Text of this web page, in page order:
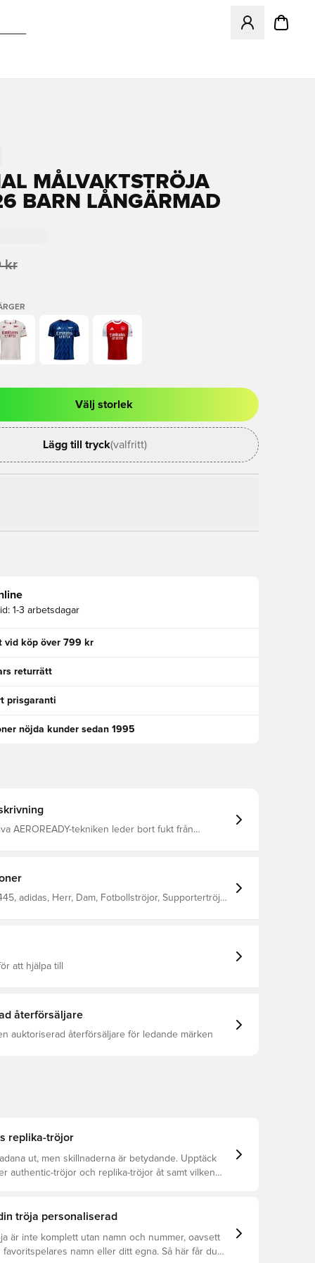
Öppnar en
MÅLVAKTSTRÖJA
BARN LÅNGÄRMAD
kr
för att logga in eller registrera dig som medlem
Välj storlek
Lägg till tryck(valfritt)
1-3 arbetsdagar
vid köp över 799 kr
returrätt
prisgaranti
nöjda kunder sedan 1995
AEROREADY-tekniken leder bort fukt från
adidas, Herr, Dam, Fotbollströjor, Supportertröjor,
att hjälpa till
återförsäljare
auktoriserad återförsäljare för ledande märken
replika-tröjor
ut, men skillnaderna är betydande. Upptäck
authentic-tröjor och replika-tröjor åt samt vilken
tröja personaliserad
är inte komplett utan namn och nummer, oavsett
namn eller ditt egna. Så här får du